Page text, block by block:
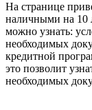
На странице
наличными на 10
можно узнать:
необходимых
кредитной
это позволит
необходимых